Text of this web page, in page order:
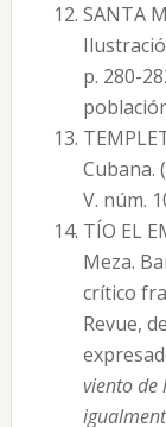
SANTA
p. 280-
Cubana.
V. núm.
TÍO EL
Meza.
crítico
Revue,
viento de